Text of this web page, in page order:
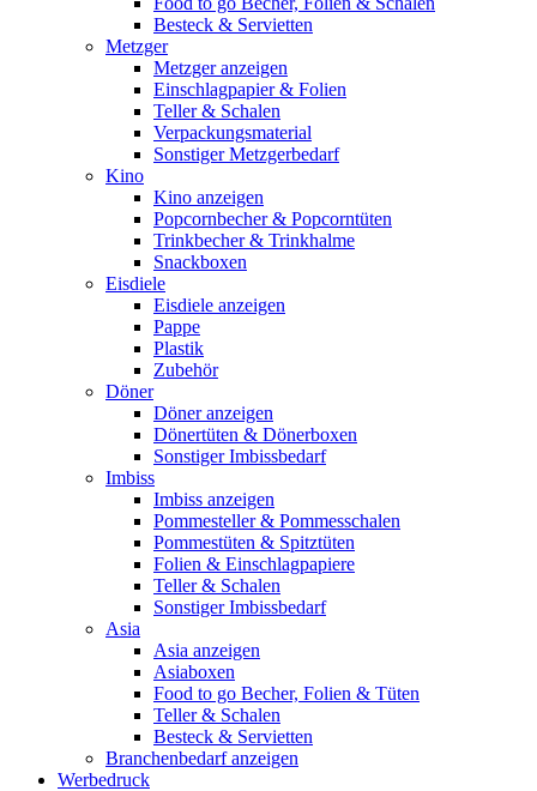
Besteck & Servietten
Metzger
Metzger anzeigen
Einschlagpapier & Folien
Teller & Schalen
Verpackungsmaterial
Sonstiger Metzgerbedarf
Kino
Kino anzeigen
Popcornbecher & Popcorntüten
Trinkbecher & Trinkhalme
Snackboxen
Eisdiele
Eisdiele anzeigen
Pappe
Plastik
Zubehör
Döner
Döner anzeigen
Dönertüten & Dönerboxen
Sonstiger Imbissbedarf
Imbiss
Imbiss anzeigen
Pommesteller & Pommesschalen
Pommestüten & Spitztüten
Folien & Einschlagpapiere
Teller & Schalen
Sonstiger Imbissbedarf
Asia
Asia anzeigen
Asiaboxen
Food to go Becher, Folien & Tüten
Teller & Schalen
Besteck & Servietten
Branchenbedarf anzeigen
Werbedruck